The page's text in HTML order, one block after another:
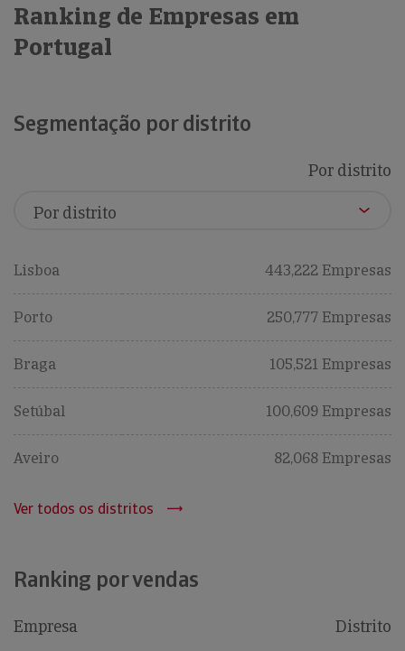
Ranking de Empresas em
Portugal
Segmentação por distrito
Por distrito
Lisboa 443,222 Empresas
Porto 250,777 Empresas
Braga 105,521 Empresas
Setúbal 100,609 Empresas
Aveiro 82,068 Empresas
Ver todos os distritos
Ranking por vendas
Empresa Distrito